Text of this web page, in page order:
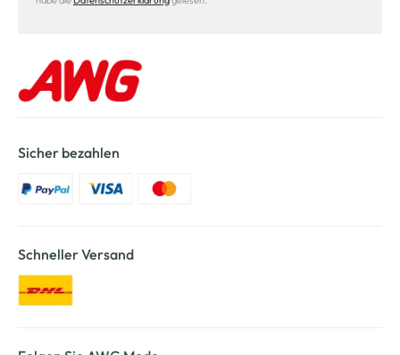
Sicher bezahlen
Schneller Versand